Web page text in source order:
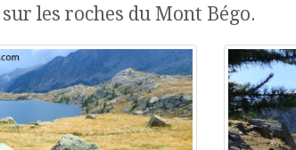
les roches du Mont Bégo.